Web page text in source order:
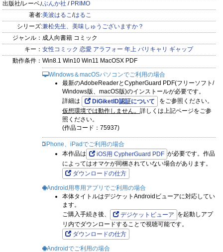
にご注意下さい。
出版社/レーベル:ぶんか社 / PRIMO
著者:美波はるこ/はるこ
シリーズ:兼松先生、美味しゅうございますか？
ジャンル： 成人向書籍 コミック
キー： 女性コミック 恋愛 アラフォー 年上 バリキャリ ギャップ
動作条件： Win8.1 Win10 Win11 MacOSX PDF
Windows＆macOSパソコンでご利用の場合
最新のAdobeReaderとCypherGuard PDF(フリーソフト/
Windows版、macOS版)のインストールが必要です。
詳細は
DiGiketID認証について
をご参照ください。
仮想環境では動作しません。 詳しくは上記ページをご参
照ください。
(作品コード：75937)
iPhone、iPadでご利用の場合
本作品は
iOS用 CypherGuard PDF が必要です。作品
によってはオマケが同梱されていない場合があります。
ダウンロードの仕方
Android用専用アプリでご利用の場合
本体タイトルはデジケットAndroidビューアに対応してい
ます。
ご購入手続き後、
デジケットビューア を起動しアプ
リ内でダウンロードすることで視聴可能です。
ダウンロードの仕方
Androidでご利用の場合